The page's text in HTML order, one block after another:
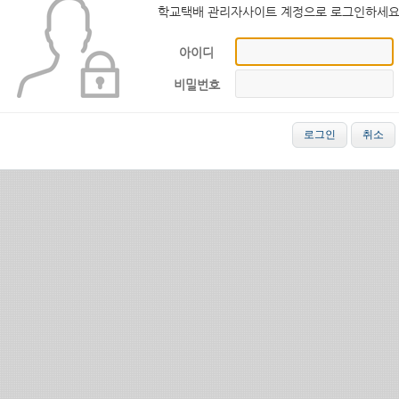
학교택배 관리자사이트 계정으로 로그인하세
아이디
비밀번호
로그인 취소